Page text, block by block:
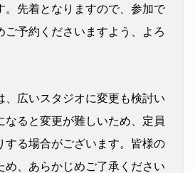
。先着となりますので、参加で
ご予約くださいますよう、よろ
、広いスタジオに変更も検討い
なると変更が難しいため、定員
する場合がございます。皆様の
め、あらかじめご了承ください